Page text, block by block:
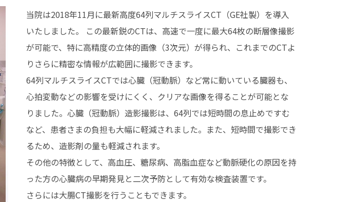
当院は2018年11⽉に最新⾼度64列マルチスライスCT（GE社製）を導⼊
いたしました。 この最新鋭のCTは、⾼速で⼀度に最⼤64枚の断層像撮影
が可能で、特に⾼精度の⽴体的画像（3次元）が得られ、これまでのCTよ
りさらに精密な情報が広範囲に撮影できます。
64列マルチスライスCTでは⼼臓（冠動脈）など常に動いている臓器も、
⼼拍変動などの影響を受けにくく、クリアな画像を得ることが可能とな
りました。⼼臓（冠動脈）造影撮影は、64列では短時間の息⽌めですむ
など、患者さまの負担も⼤幅に軽減されました。また、短時間で撮影でき
るため、造影剤の量も軽減されます。
その他の特徴として、⾼⾎圧、糖尿病、⾼脂⾎症など動脈硬化の原因を持
った⽅の⼼臓病の早期発⾒と⼆次予防として有効な検査装置です。
さらには⼤腸CT撮影を⾏うこともできます。